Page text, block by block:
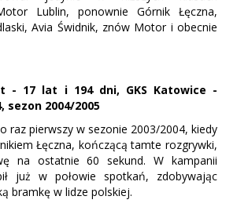
Lublin, ponownie Górnik Łęczna,
Avia Świdnik, znów Motor i obecnie
- 17 lat i 194 dni, GKS Katowice -
sezon 2004/2005
raz pierwszy w sezonie 2003/2004, kiedy
Łęczna, kończącą tamte rozgrywki,
na ostatnie 60 sekund. W kampanii
już w połowie spotkań, zdobywając
bramkę w lidze polskiej.